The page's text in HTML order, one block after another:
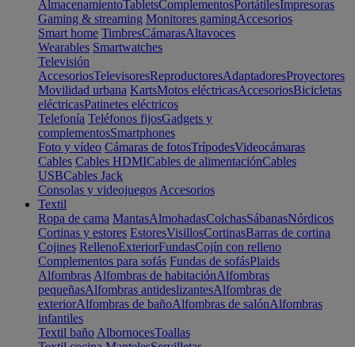
AlmacenamientoTabletsComplementosPortátilesImpresoras
Gaming & streaming Monitores gamingAccesorios
Smart home TimbresCámarasAltavoces
Wearables Smartwatches
Televisión
AccesoriosTelevisoresReproductoresAdaptadoresProyectores
Movilidad urbana KartsMotos eléctricasAccesoriosBicicletas
eléctricasPatinetes eléctricos
Telefonía Teléfonos fijosGadgets y
complementosSmartphones
Foto y vídeo Cámaras de fotosTrípodesVideocámaras
Cables Cables HDMICables de alimentaciónCables
USBCables Jack
Consolas y videojuegos Accesorios
Textil
Ropa de cama MantasAlmohadasColchasSábanasNórdicos
Cortinas y estores EstoresVisillosCortinasBarras de cortina
Cojines RellenoExteriorFundasCojín con relleno
Complementos para sofás Fundas de sofásPlaids
Alfombras Alfombras de habitaciónAlfombras
pequeñasAlfombras antideslizantesAlfombras de
exteriorAlfombras de bañoAlfombras de salónAlfombras
infantiles
Textil baño AlbornocesToallas